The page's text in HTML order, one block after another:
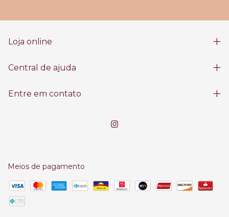
Loja online
Central de ajuda
Entre em contato
Meios de pagamento